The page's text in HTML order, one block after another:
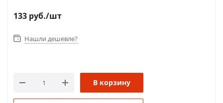
133 руб./шт
Нашли дешевле?
В корзину